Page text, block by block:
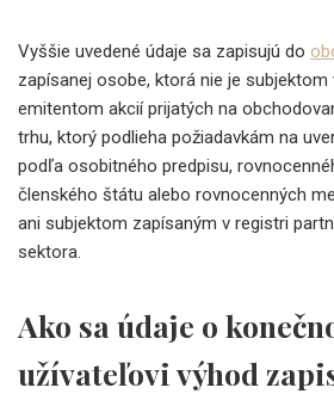
Vyššie uvedené údaje sa zapisujú do
zapísanej osobe, ktorá nie je subjektom
emitentom akcií prijatých na
trhu, ktorý podlieha požiadavkám na
podľa osobitného predpisu,
členského štátu alebo rovnocenných
ani subjektom zapísaným v registri
sektora.
Ako sa údaje o
užívateľovi výhod